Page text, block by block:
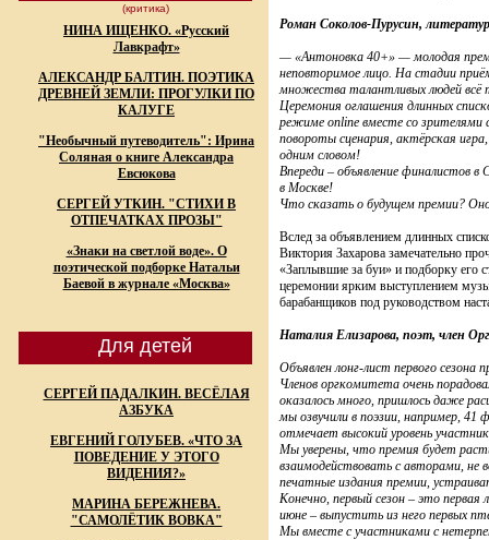
(критика)
НИНА ИЩЕНКО. «Русский
Лавкрафт»
АЛЕКСАНДР БАЛТИН. ПОЭТИКА
ДРЕВНЕЙ ЗЕМЛИ: ПРОГУЛКИ ПО
КАЛУГЕ
"Необычный путеводитель": Ирина
Соляная о книге Александра
Евсюкова
СЕРГЕЙ УТКИН. "СТИХИ В
ОТПЕЧАТКАХ ПРОЗЫ"
«Знаки на светлой воде». О
поэтической подборке Натальи
Баевой в журнале «Москва»
Для детей
СЕРГЕЙ ПАДАЛКИН. ВЕСЁЛАЯ
АЗБУКА
ЕВГЕНИЙ ГОЛУБЕВ. «ЧТО ЗА
ПОВЕДЕНИЕ У ЭТОГО
ВИДЕНИЯ?»
МАРИНА БЕРЕЖНЕВА.
"САМОЛЁТИК ВОВКА"
Роман Соколов-Пурусин,
— «Антоновка 40+» — молодая
неповторимое лицо. На стадии
множества талантливых людей всё
Церемония оглашения длинных
режиме online вместе со
повороты сценария, актёрская
одним словом!
Впереди – объявление финалистов
в Москве!
Что сказать о будущем премии? Оно
Вслед за объявлением длинных
Виктория Захарова замечательно
«Заплывшие за буи» и подборку его
церемонии ярким выступлением
барабанщиков под руководством
Наталия Елизарова, поэт, член
Объявлен лонг-лист первого
Членов оргкомитета очень
оказалось много, пришлось даже
мы озвучили в поэзии, например,
отмечает высокий уровень
Мы уверены, что премия будет
взаимодействовать с авторами, не
печатные издания премии,
Конечно, первый сезон – это
июне – выпустить из него первых
Мы вместе с участниками с